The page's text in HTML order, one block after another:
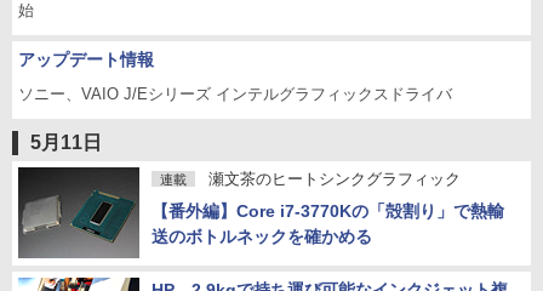
始
アップデート情報
ソニー、VAIO J/Eシリーズ インテルグラフィックスドライバ
5月11日
連載 瀬文茶のヒートシンクグラフィック
【番外編】Core i7-3770Kの「殻割り」で熱輸
送のボトルネックを確かめる